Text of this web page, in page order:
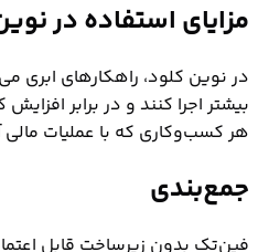
مزایای استفاده در
در نوین کلود، راهکارهای ابری
بیشتر اجرا کنند و در برابر
هر کسب‌وکاری که با عملیات مالی
جمع‌بندی
فین‌تک بدون زیرساخت قابل